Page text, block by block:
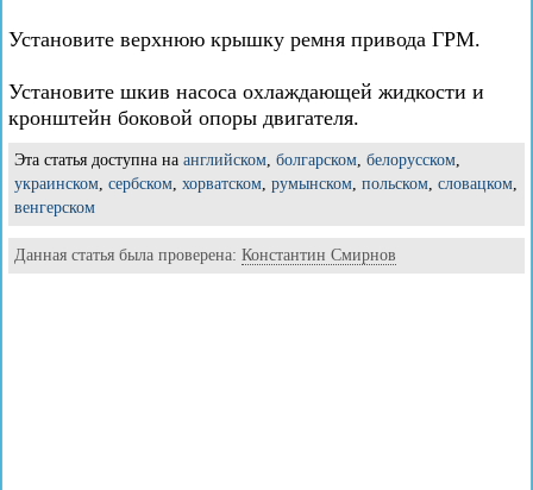
Установите верхнюю крышку ремня привода ГРМ.
Установите шкив насоса охлаждающей жидкости и
кронштейн боковой опоры двигателя.
Эта статья доступна на английском, болгарском, белорусском,
украинском, сербском, хорватском, румынском, польском, словацком,
венгерском
Данная статья была проверена: Константин Смирнов